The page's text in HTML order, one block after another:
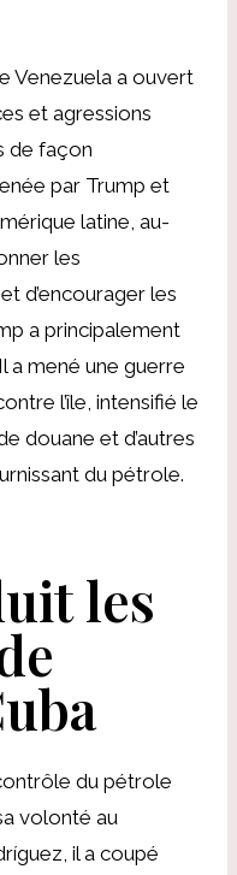
Venezuela a ouvert
et agressions
de façon
par Trump et
latine, au-
les
d’encourager les
a principalement
a mené une guerre
l’île, intensifié le
douane et d’autres
du pétrole.
les
du pétrole
volonté au
il a coupé